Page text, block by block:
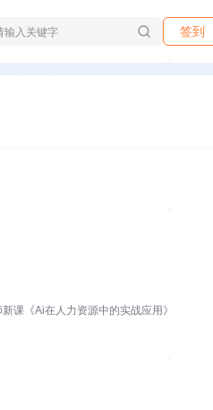
签到
课《Ai在人力资源中的实战应用》